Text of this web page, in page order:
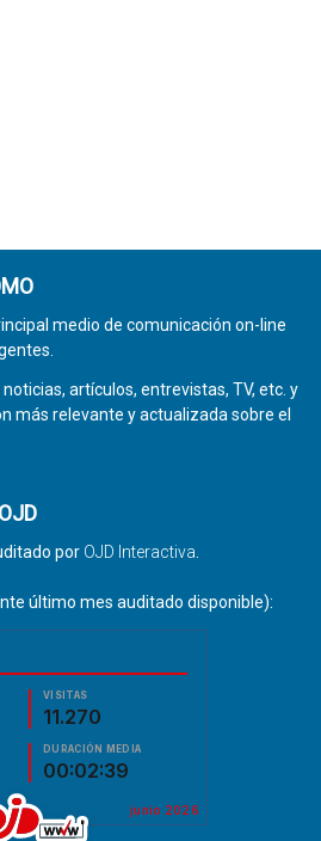
medio de comunicación on-line
artículos, entrevistas, TV, etc. y
más relevante y actualizada sobre el
por OJD Interactiva
último mes auditado disponible):